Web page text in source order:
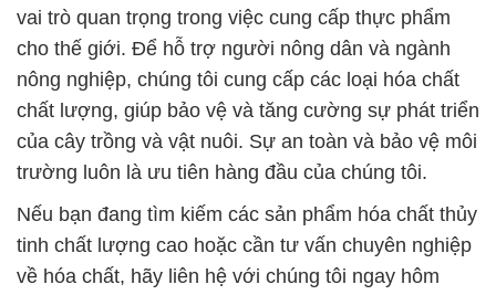
vai trò quan trọng trong việc cung cấp thực phẩm
cho thế giới. Để hỗ trợ người nông dân và ngành
nông nghiệp, chúng tôi cung cấp các loại hóa chất
chất lượng, giúp bảo vệ và tăng cường sự phát triển
của cây trồng và vật nuôi. Sự an toàn và bảo vệ môi
trường luôn là ưu tiên hàng đầu của chúng tôi.
Nếu bạn đang tìm kiếm các sản phẩm hóa chất thủy
tinh chất lượng cao hoặc cần tư vấn chuyên nghiệp
về hóa chất, hãy liên hệ với chúng tôi ngay hôm